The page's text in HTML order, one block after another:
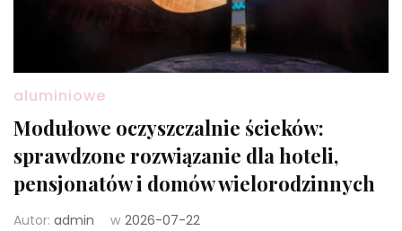
aluminiowe
Modułowe oczyszczalnie ścieków:
sprawdzone rozwiązanie dla hoteli,
pensjonatów i domów wielorodzinnych
Autor: admin w 2026-07-22